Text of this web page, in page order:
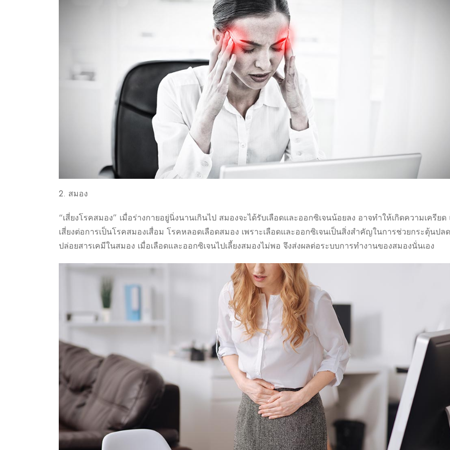
2. สมอง
“เสี่ยงโรคสมอง” เมื่อร่างกายอยู่นิ่งนานเกินไป สมองจะได้รับเลือดและออกซิเจนน้อยลง อาจทำให้เกิดความเครียด
เสี่ยงต่อการเป็นโรคสมองเสื่อม โรคหลอดเลือดสมอง เพราะเลือดและออกซิเจนเป็นสิ่งสำคัญในการช่วยกระตุ้นปลด
ปล่อยสารเคมีในสมอง เมื่อเลือดและออกซิเจนไปเลี้ยงสมองไม่พอ จึงส่งผลต่อระบบการทำงานของสมองนั่นเอง